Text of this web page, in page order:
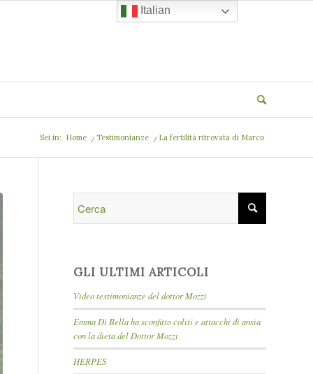
Sei in: Home / Testimonianze / La fertilità ritrovata di Marco
GLI ULTIMI ARTICOLI
Video testimonianze del dottor Mozzi
Emma Di Bella ha sconfitto coliti e attacchi di ansia
con la dieta del Dottor Mozzi
HERPES
Italian